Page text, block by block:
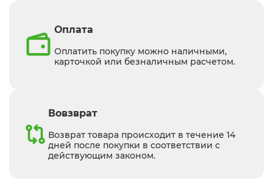
Оплата
Оплатить покупку можно наличными,
карточкой или безналичным расчетом.
Вовзврат
Возврат товара происходит в течение 14
дней после покупки в соответствии с
действующим законом.